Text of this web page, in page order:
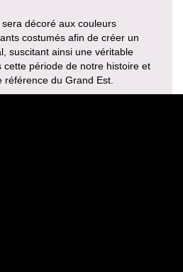
sera décoré aux couleurs
costumés afin de créer un
suscitant ainsi une véritable
cette période de notre histoire et
du Grand Est.